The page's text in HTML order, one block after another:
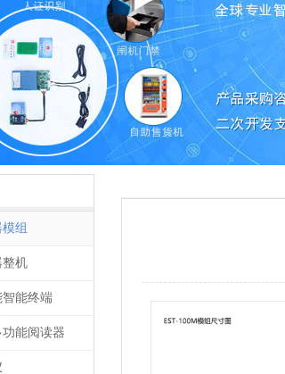
组
整机
能终端
能阅读器